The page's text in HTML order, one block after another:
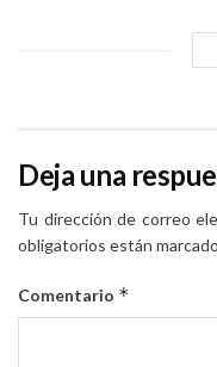
Deja una
Tu dirección de correo
obligatorios están
Comentario *